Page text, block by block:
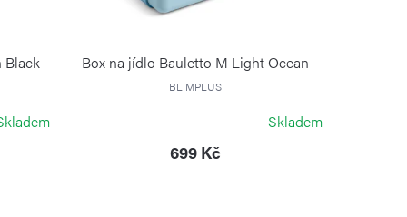
Black Box na jídlo Bauletto M Light Ocean
BLIMPLUS
Skladem
699 Kč